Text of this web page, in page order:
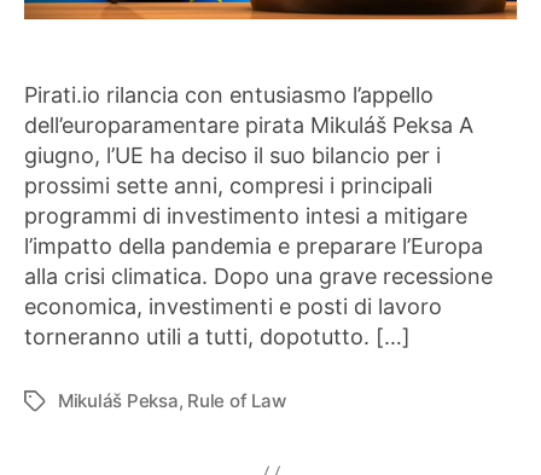
Pirati.io rilancia con entusiasmo l’appello
dell’europaramentare pirata Mikuláš Peksa A
giugno, l’UE ha deciso il suo bilancio per i
prossimi sette anni, compresi i principali
programmi di investimento intesi a mitigare
l’impatto della pandemia e preparare l’Europa
alla crisi climatica. Dopo una grave recessione
economica, investimenti e posti di lavoro
torneranno utili a tutti, dopotutto. […]
Tag Mikuláš Peksa, Rule of Law